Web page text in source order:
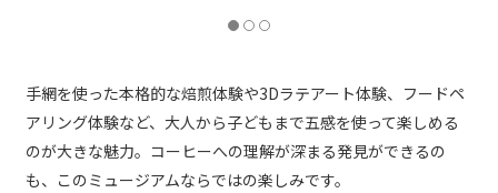
手網を使った本格的な焙煎体験や3Dラテアート体験、フードペ
アリング体験など、大人から子どもまで五感を使って楽しめる
のが大きな魅力。コーヒーへの理解が深まる発見ができるの
も、このミュージアムならではの楽しみです。